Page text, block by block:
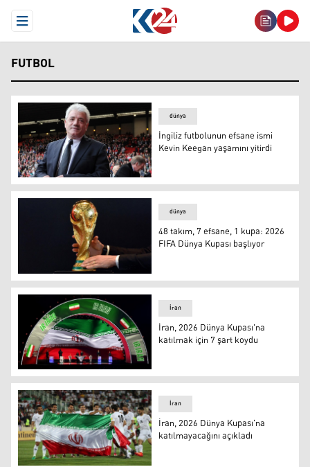
Open Menu
FUTBOL
İngiliz futbolunun efsane ismi Kevin Keegan yaşamını
dünya
İngiliz futbolunun efsane ismi
Kevin Keegan yaşamını yitirdi
48 takım, 7 efsane, 1 kupa: 2026 FIFA Dünya Kupası
dünya
48 takım, 7 efsane, 1 kupa: 2026
FIFA Dünya Kupası başlıyor
İran, 2026 Dünya Kupası'na katılmak için 7 şart koydu
İran
İran, 2026 Dünya Kupası'na
katılmak için 7 şart koydu
İran
İran, 2026 Dünya Kupası'na
katılmayacağını açıkladı